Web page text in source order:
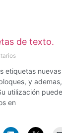
de texto.
etiquetas
y
utilización
en